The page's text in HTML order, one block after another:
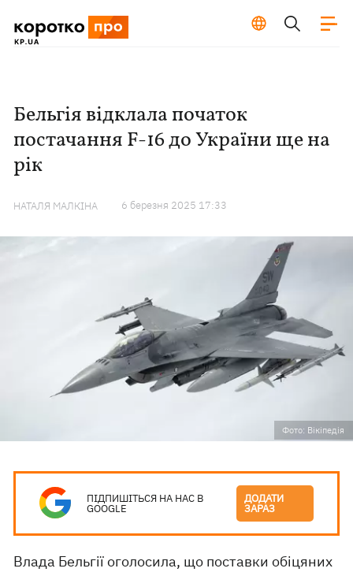
Бельгія відклала початок
постачання F-16 до України ще на
рік
НАТАЛЯ МАЛКІНА 6 березня 2025 17:33
Фото: Вікіпедія
ПІДПИШІТЬСЯ НА НАС В
GOOGLE
ДОДАТИ
ЗАРАЗ
Влада Бельгії оголосила, що поставки обіцяних